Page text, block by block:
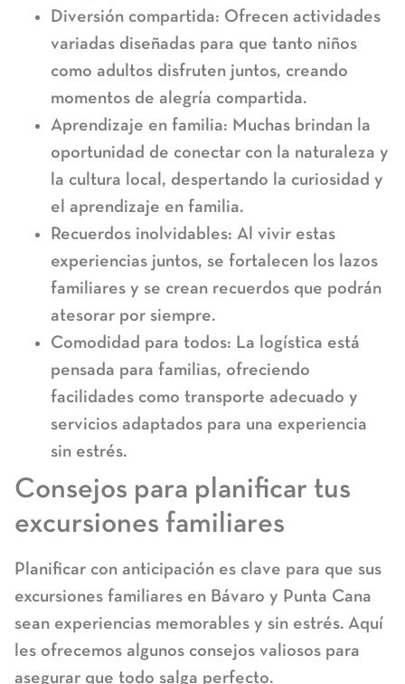
Diversión compartida: Ofrecen actividades
variadas diseñadas para que tanto niños
como adultos disfruten juntos, creando
momentos de alegría compartida.
Aprendizaje en familia: Muchas brindan la
oportunidad de conectar con la naturaleza y
la cultura local, despertando la curiosidad y
el aprendizaje en familia.
Recuerdos inolvidables: Al vivir estas
experiencias juntos, se fortalecen los lazos
familiares y se crean recuerdos que podrán
atesorar por siempre.
Comodidad para todos: La logística está
pensada para familias, ofreciendo
facilidades como transporte adecuado y
servicios adaptados para una experiencia
sin estrés.
Consejos para planificar tus
excursiones familiares
Planificar con anticipación es clave para que sus
excursiones familiares en Bávaro y Punta Cana
sean experiencias memorables y sin estrés. Aquí
les ofrecemos algunos consejos valiosos para
asegurar que todo salga perfecto.